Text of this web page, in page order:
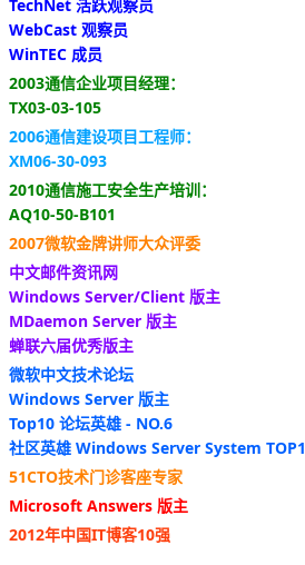
TechNet 活跃观察员
WebCast 观察员
WinTEC 成员
2003通信企业项目经理：
TX03-03-105
2006通信建设项目工程师：
XM06-30-093
2010通信施工安全生产培训：
AQ10-50-B101
2007微软金牌讲师大众评委
中文邮件资讯网
Windows Server/Client 版主
MDaemon Server 版主
蝉联六届优秀版主
微软中文技术论坛
Windows Server 版主
Top10 论坛英雄 - NO.6
社区英雄 Windows Server System TOP1
51CTO技术门诊客座专家
Microsoft Answers 版主
2012年中国IT博客10强